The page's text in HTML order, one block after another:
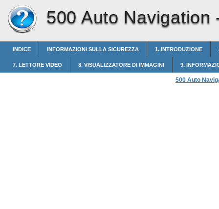
500 Auto Navigation
INDICE INFORMAZIONI SULLA SICUREZZA 1. INTRODUZIONE
7. LETTORE VIDEO 8. VISUALIZZATORE DI IMMAGINI 9.
500 Auto